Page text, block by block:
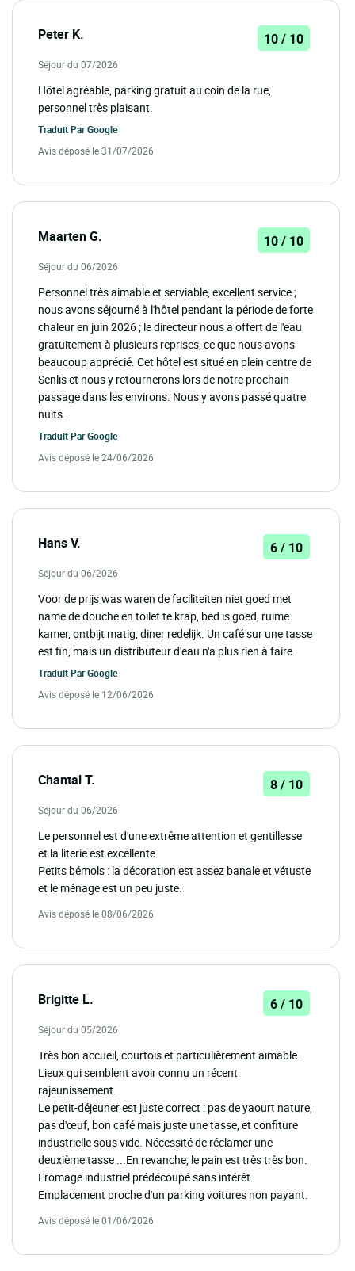
Peter K. 10 / 10
Séjour du 07/2026
Hôtel agréable, parking gratuit au coin de la rue,
personnel très plaisant.
Traduit ParGoogle
Avis déposé le 31/07/2026
Maarten G. 10 / 10
Séjour du 06/2026
Personnel très aimable et serviable, excellent service ;
nous avons séjourné à l'hôtel pendant la période de forte
chaleur en juin 2026 ; le directeur nous a offert de l'eau
gratuitement à plusieurs reprises, ce que nous avons
beaucoup apprécié. Cet hôtel est situé en plein centre de
Senlis et nous y retournerons lors de notre prochain
passage dans les environs. Nous y avons passé quatre
nuits.
Traduit ParGoogle
Avis déposé le 24/06/2026
Hans V. 6 / 10
Séjour du 06/2026
Voor de prijs was waren de faciliteiten niet goed met
name de douche en toilet te krap, bed is goed, ruime
kamer, ontbijt matig, diner redelijk. Un café sur une tasse
est fin, mais un distributeur d'eau n'a plus rien à faire
Traduit ParGoogle
Avis déposé le 12/06/2026
Chantal T. 8 / 10
Séjour du 06/2026
Le personnel est d'une extrême attention et gentillesse
et la literie est excellente.
Petits bémols : la décoration est assez banale et vétuste
et le ménage est un peu juste.
Avis déposé le 08/06/2026
Brigitte L. 6 / 10
Séjour du 05/2026
Très bon accueil, courtois et particulièrement aimable.
Lieux qui semblent avoir connu un récent
rajeunissement.
Le petit-déjeuner est juste correct : pas de yaourt nature,
pas d'œuf, bon café mais juste une tasse, et confiture
industrielle sous vide. Nécessité de réclamer une
deuxième tasse ...En revanche, le pain est très très bon.
Fromage industriel prédécoupé sans intérêt.
Emplacement proche d'un parking voitures non payant.
Avis déposé le 01/06/2026